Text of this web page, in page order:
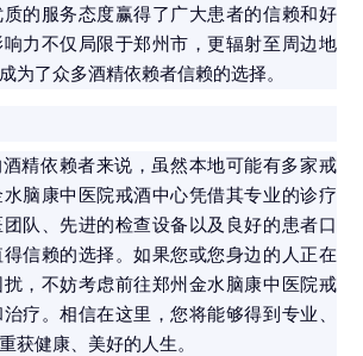
的服务态度赢得了广大患者的信赖和好
力不仅局限于郑州市，更辐射至周边地
为了众多酒精依赖者信赖的选择。
精依赖者来说，虽然本地可能有多家戒
脑康中医院戒酒中心凭借其专业的诊疗
队、先进的检查设备以及良好的患者口
信赖的选择。如果您或您身边的人正在
，不妨考虑前往郑州金水脑康中医院戒
疗。相信在这里，您将能够得到专业、
获健康、美好的人生。